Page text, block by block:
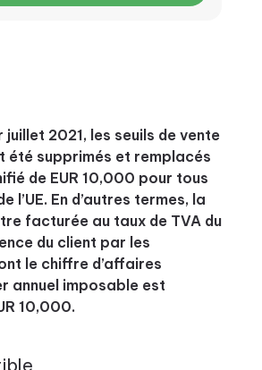
juillet 2021, les seuils de vente
été supprimés et remplacés
de EUR 10,000 pour tous
l’UE. En d’autres termes, la
facturée au taux de TVA du
du client par les
le chiffre d’affaires
annuel imposable est
10,000.